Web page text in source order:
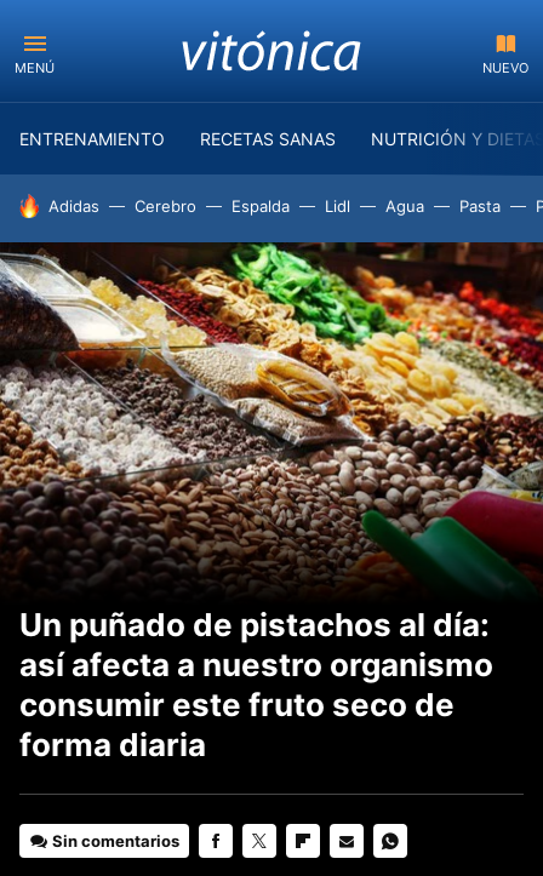
MENÚ NUEVO
ENTRENAMIENTO RECETAS SANAS NUTRICIÓN Y
HOY SE HABLA DE
Adidas Cerebro Espalda Lidl Agua Pasta
Un puñado de pistachos al día:
así afecta a nuestro organismo
consumir este fruto seco de
forma diaria
Sin comentarios